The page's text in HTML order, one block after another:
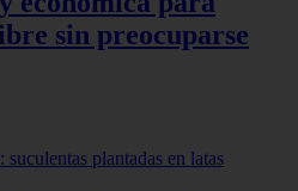
sin preocuparse